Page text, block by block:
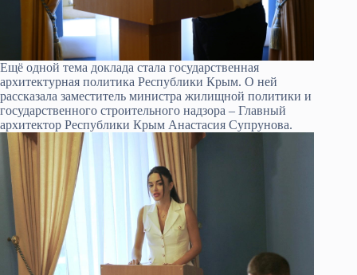
Ещё одной тема доклада стала государственная
архитектурная политика Республики Крым. О ней
рассказала заместитель министра жилищной политики и
государственного строительного надзора – Главный
архитектор Республики Крым Анастасия Супрунова.